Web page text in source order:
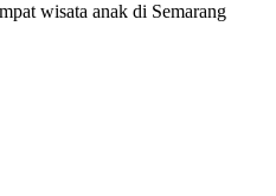
wisata anak di Semarang